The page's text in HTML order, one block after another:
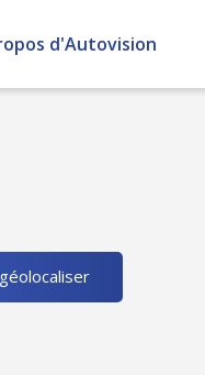
d'Autovision